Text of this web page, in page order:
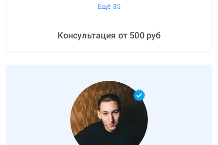
Ещё 35
Консультация от 500руб